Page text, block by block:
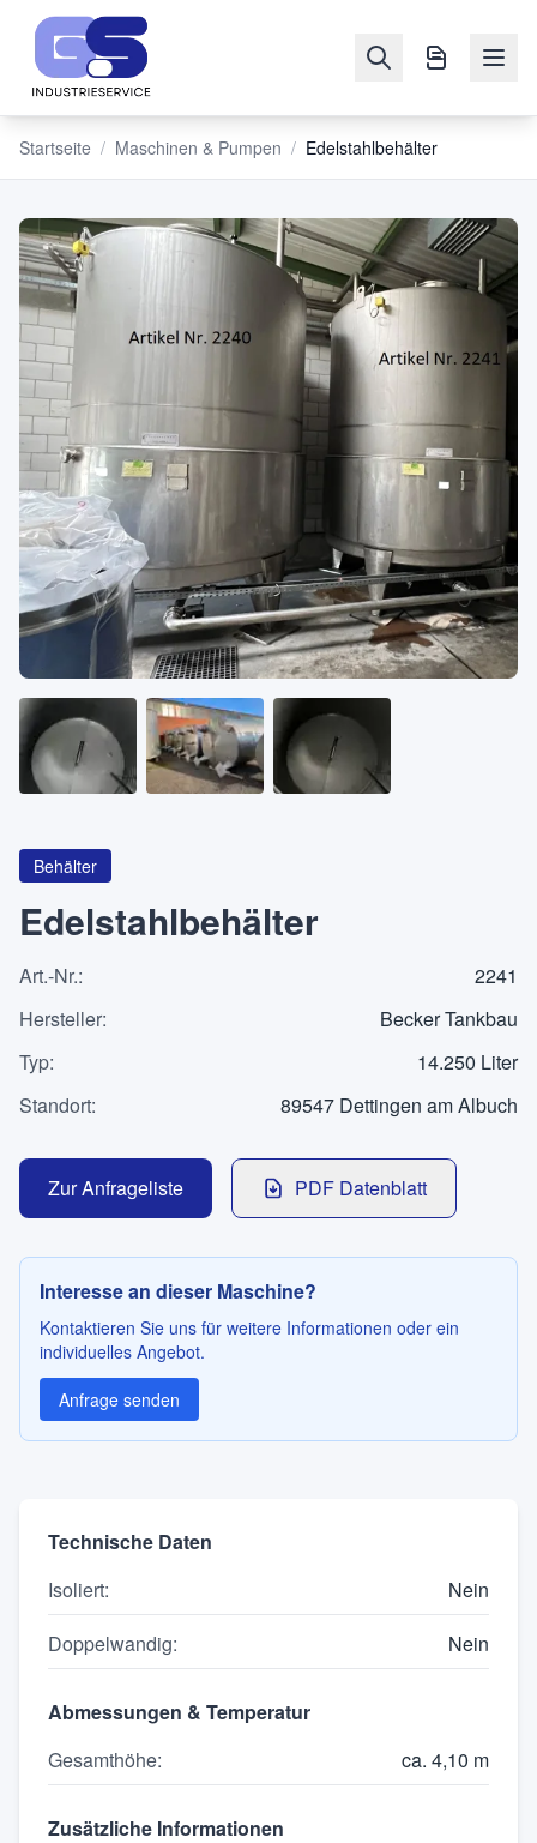
NAVIGATION
Maschinen
&
Pumpen
Verkaufen
Blog
Über
KATEGORIEN
Maschinen
Pumpen
Behälter
Anfrageliste
SPRACHE
Deutsch English
Startseite / Maschinen & Pumpen / Edelstahlbehälter
Behälter
Edelstahlbehälter
Art.-Nr.:
2241
Hersteller:
Becker Tankbau
Typ:
14.250 Liter
Standort: 89547 Dettingen am Albuch
Zur Anfrageliste PDF Datenblatt
Interesse an dieser Maschine?
Kontaktieren Sie uns für weitere Informationen oder ein
individuelles Angebot.
Anfrage senden
Technische Daten
Isoliert:
Nein
Doppelwandig: Nein
Abmessungen & Temperatur
Gesamthöhe: ca. 4,10 m
Zusätzliche Informationen